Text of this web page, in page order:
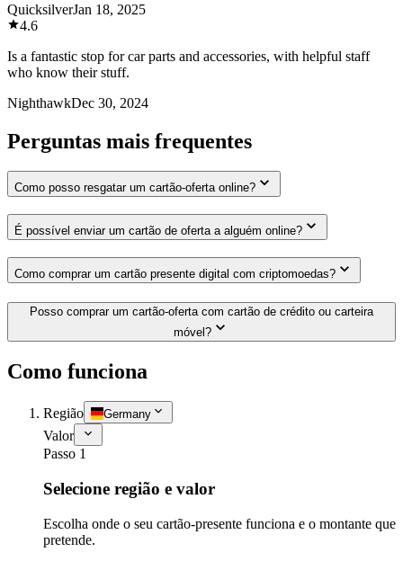
QuicksilverJan 18, 2025
4.6
Is a fantastic stop for car parts and accessories, with helpful staff
who know their stuff.
NighthawkDec 30, 2024
Perguntas mais frequentes
Como posso resgatar um cartão-oferta online?
É possível enviar um cartão de oferta a alguém online?
Como comprar um cartão presente digital com criptomoedas?
Posso comprar um cartão-oferta com cartão de crédito ou carteira
móvel?
Como funciona
Região Germany
Valor
Passo 1
Selecione região e valor
Escolha onde o seu cartão-presente funciona e o montante que
pretende.